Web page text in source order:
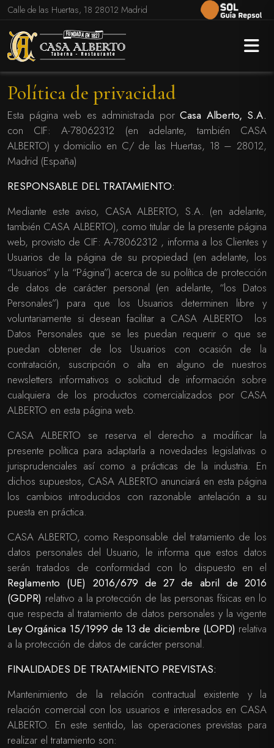
Calle de las Huertas, 18 28012 Madrid
Política de privacidad
Esta página web es administrada por Casa Alberto, S.A.
con CIF: A-78062312 (en adelante, también CASA
ALBERTO) y domicilio en C/ de las Huertas, 18 – 28012,
Madrid (España)
RESPONSABLE DEL TRATAMIENTO:
Mediante este aviso, CASA ALBERTO, S.A. (en adelante,
también CASA ALBERTO), como titular de la presente página
web, provisto de CIF: A-78062312 , informa a los Clientes y
Usuarios de la página de su propiedad (en adelante, los
“Usuarios” y la “Página”) acerca de su política de protección
de datos de carácter personal (en adelante, “los Datos
Personales”) para que los Usuarios determinen libre y
voluntariamente si desean facilitar a CASA ALBERTO los
Datos Personales que se les puedan requerir o que se
puedan obtener de los Usuarios con ocasión de la
contratación, suscripción o alta en alguno de nuestros
newsletters informativos o solicitud de información sobre
cualquiera de los productos comercializados por CASA
ALBERTO en esta página web.
CASA ALBERTO se reserva el derecho a modificar la
presente política para adaptarla a novedades legislativas o
jurisprudenciales así como a prácticas de la industria. En
dichos supuestos, CASA ALBERTO anunciará en esta página
los cambios introducidos con razonable antelación a su
puesta en práctica.
CASA ALBERTO, como Responsable del tratamiento de los
datos personales del Usuario, le informa que estos datos
serán tratados de conformidad con lo dispuesto en el
Reglamento (UE) 2016/679 de 27 de abril de 2016
(GDPR) relativo a la protección de las personas físicas en lo
que respecta al tratamiento de datos personales y la vigente
Ley Orgánica 15/1999 de 13 de diciembre (LOPD) relativa
a la protección de datos de carácter personal.
FINALIDADES DE TRATAMIENTO PREVISTAS:
Mantenimiento de la relación contractual existente y la
relación comercial con los usuarios e interesados en CASA
ALBERTO. En este sentido, las operaciones previstas para
realizar el tratamiento son: